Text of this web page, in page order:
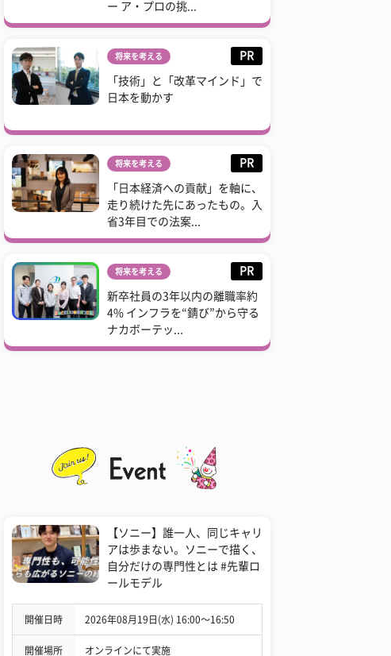
ー ア・プロの挑...
将来を考える PR
「技術」と「改革マインド」で
日本を動かす
将来を考える PR
「日本経済への貢献」を軸に、
走り続けた先にあったもの。入
省3年目での法案...
将来を考える PR
新卒社員の3年以内の離職率約
4% インフラを“錆び”から守る
ナカボーテッ...
【ソニー】誰一人、同じキャリ
アは歩まない。ソニーで描く、
自分だけの専門性とは #先輩ロ
ールモデル
開催日時 2026年08月19日(水) 16:00〜16:50
開催場所 オンラインにて実施